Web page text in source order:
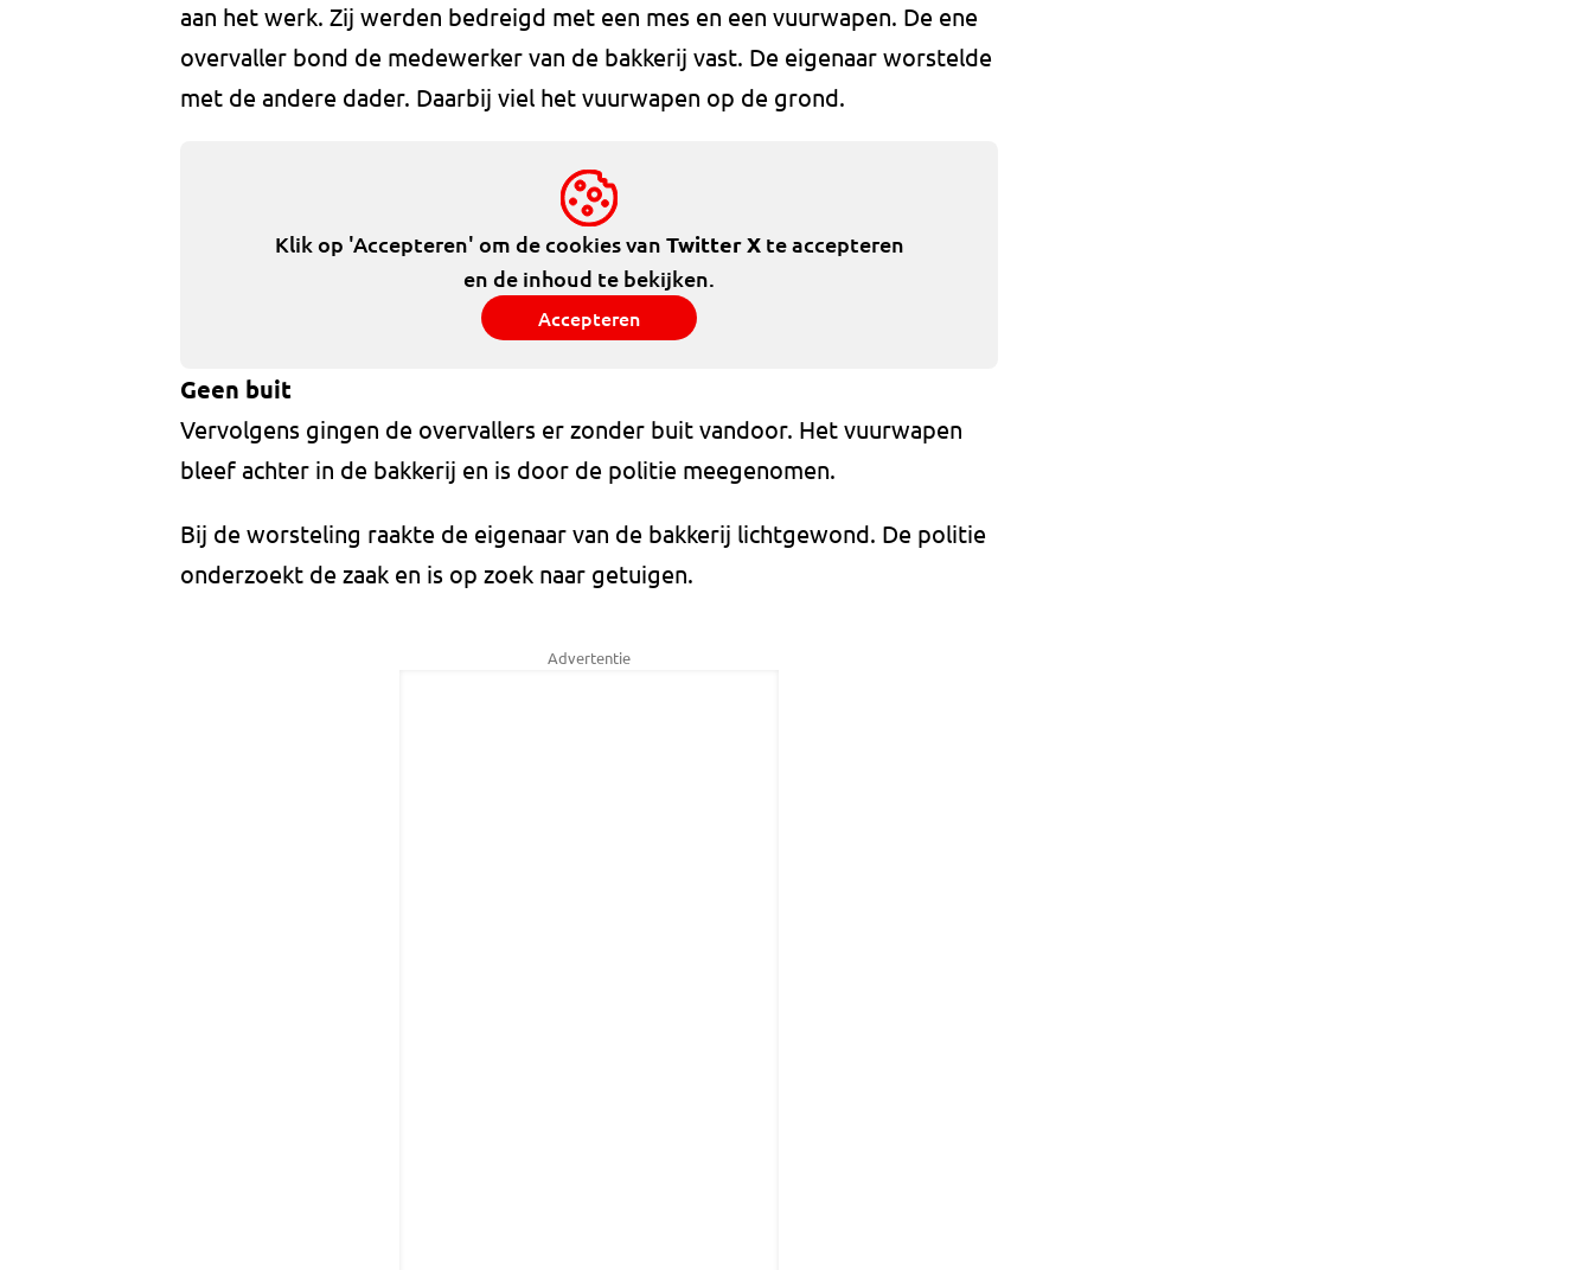
aan het werk. Zij werden bedreigd met een mes en een vuurwapen. De ene
overvaller bond de medewerker van de bakkerij vast. De eigenaar worstelde
met de andere dader. Daarbij viel het vuurwapen op de grond.
Klik op 'Accepteren' om de cookies van Twitter Xte accepteren
en de inhoud te bekijken.
Accepteren
Geen buit
Vervolgens gingen de overvallers er zonder buit vandoor. Het vuurwapen
bleef achter in de bakkerij en is door de politie meegenomen.
Bij de worsteling raakte de eigenaar van de bakkerij lichtgewond. De politie
onderzoekt de zaak en is op zoek naar getuigen.
Advertentie